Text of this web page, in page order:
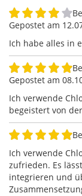
80%
Gepostet am
Ich habe alles in
100%
Gepostet am
Ich verwende
begeistert von
Ich verwende
zufrieden. Es
integrieren und